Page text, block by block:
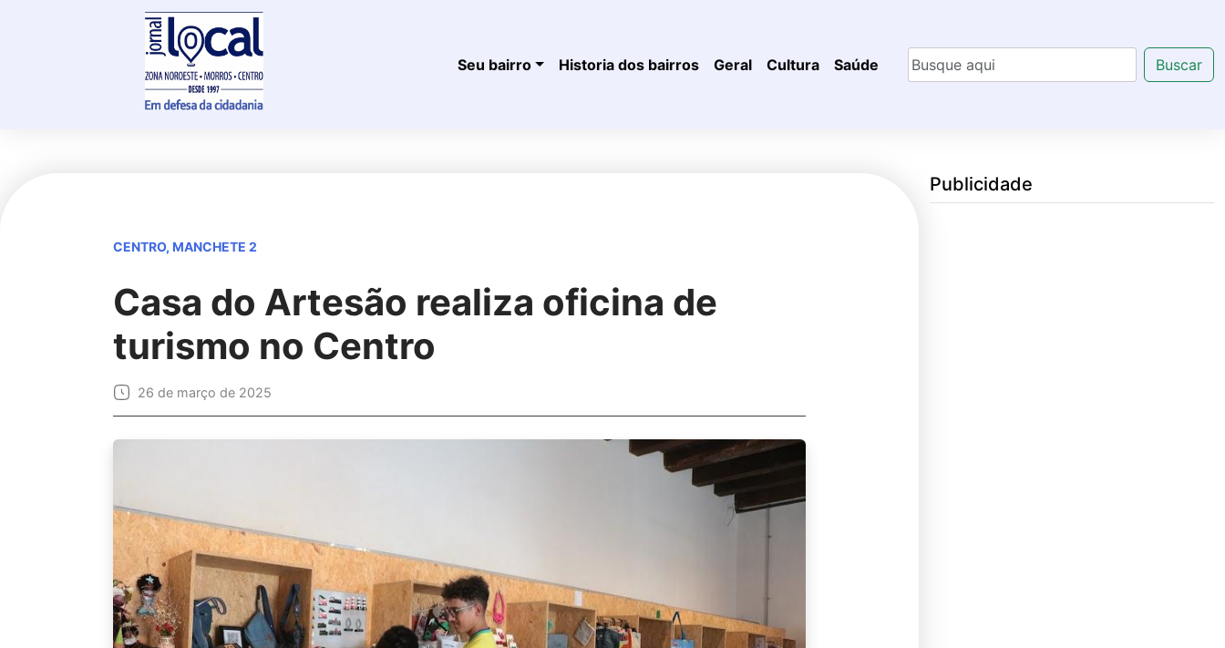
Seu bairro Historia dos bairros Geral Cultura Saúde Buscar
CENTRO, MANCHETE 2
Casa do Artesão realiza oficina de
turismo no Centro
26 de março de 2025
Publicidade